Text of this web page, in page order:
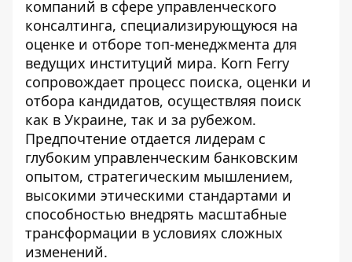
компаний в сфере управленческого
консалтинга, специализирующуюся на
оценке и отборе топ-менеджмента для
ведущих институций мира. Korn Ferry
сопровождает процесс поиска, оценки и
отбора кандидатов, осуществляя поиск
как в Украине, так и за рубежом.
Предпочтение отдается лидерам с
глубоким управленческим банковским
опытом, стратегическим мышлением,
высокими этическими стандартами и
способностью внедрять масштабные
трансформации в условиях сложных
изменений.